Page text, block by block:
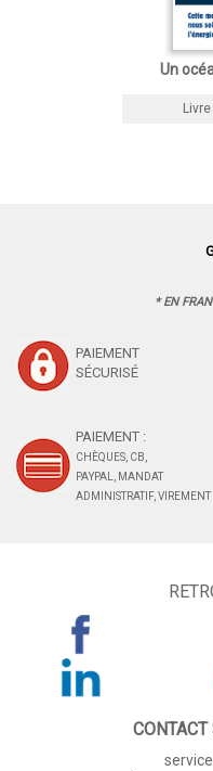
Un
* EN
PAIEMENT
SÉCURISÉ
PAIEMENT :
CHÈQUES, CB,
PAYPAL, MANDAT
ADMINISTRATIF, VIREMENT